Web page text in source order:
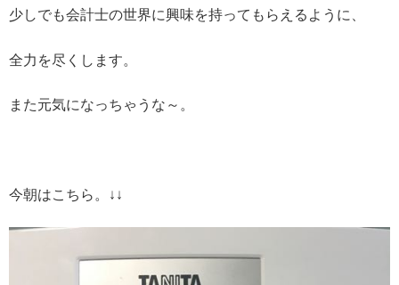
少しでも会計士の世界に興味を持ってもらえるように、
全力を尽くします。
また元気になっちゃうな～。
今朝はこちら。↓↓